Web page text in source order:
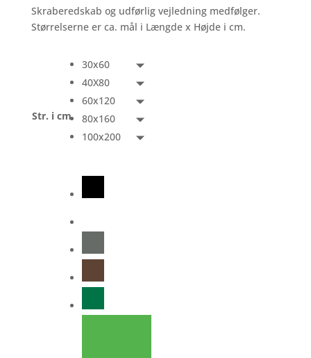
Skraberedskab og udførlig vejledning medfølger.
Størrelserne er ca. mål i Længde x Højde i cm.
Str. i cm
30x60
40X80
60x120
80x160
100x200